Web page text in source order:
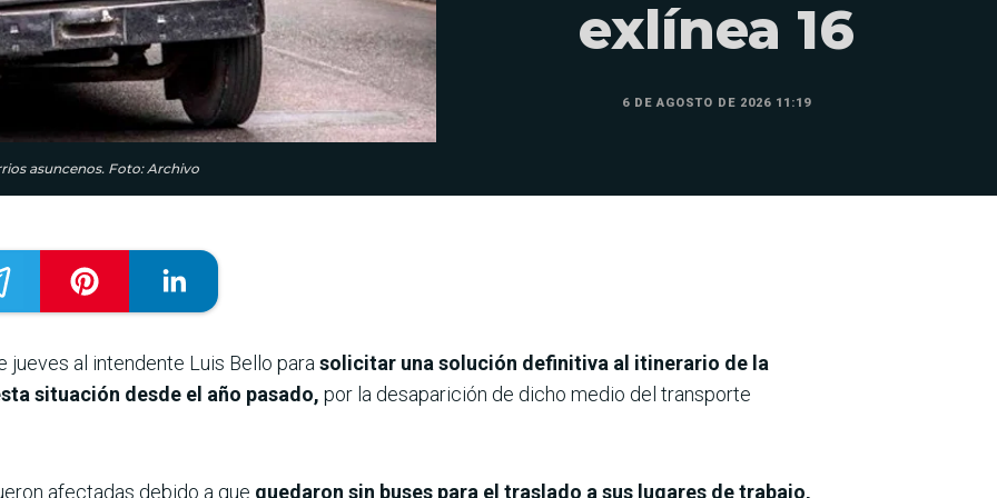
asuncenos. Foto: Archivo
exlínea 16
6 DE AGOSTO DE 2026 11:19
al intendente Luis Bello para solicitar una solución definitiva al itinerario de la
situación desde el año pasado, por la desaparición de dicho medio del transporte
afectadas debido a que quedaron sin buses para el traslado a sus lugares de trabajo,